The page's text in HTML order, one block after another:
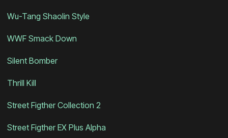
Wu-Tang Shaolin Style
WWF Smack Down
Silent Bomber
Thrill Kill
Street Figther Collection 2
Street Figther EX Plus Alpha